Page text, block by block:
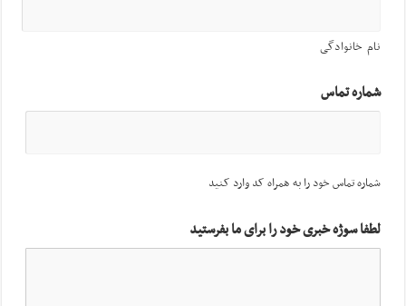
نام خانوادگی
شماره تماس
شماره تماس خود را به همراه کد وارد کنید
لطفا سوژه خبری خود را برای ما بفرستید